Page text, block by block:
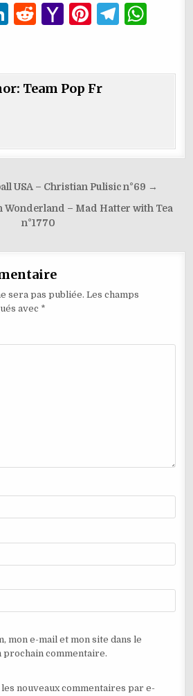
Li
e
R
di
Y
o
ai
Pi
re
T
g s
p
Team Pop Fr
USA – Christian Pulisic n°69 →
Wonderland – Mad Hatter with Tea
n°1770
sera pas publiée. Les champs
avec *
mon e-mail et mon site dans le
commentaire.
nouveaux commentaires par e-